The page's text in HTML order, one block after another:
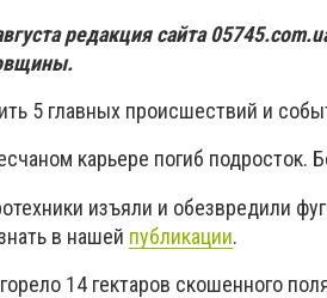
редакция сайта 05745.com.
5 главных происшествий и
карьере погиб подросток.
изъяли и обезвредили
в нашей публикации.
14 гектаров скошенного